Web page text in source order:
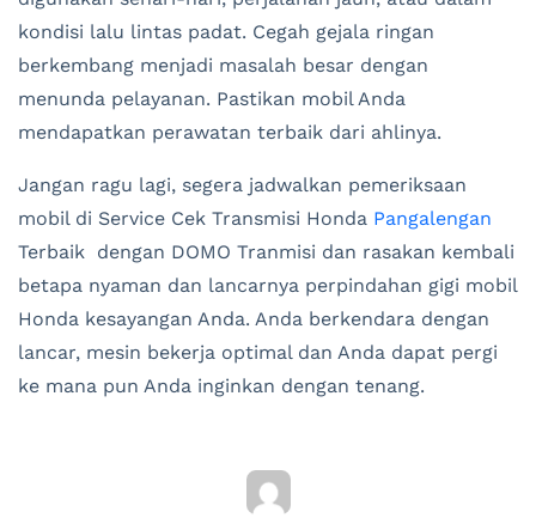
kondisi lalu lintas padat. Cegah gejala ringan
berkembang menjadi masalah besar dengan
menunda pelayanan. Pastikan mobil Anda
mendapatkan perawatan terbaik dari ahlinya.
Jangan ragu lagi, segera jadwalkan pemeriksaan
mobil di Service Cek Transmisi Honda Pangalengan
Terbaik dengan DOMO Tranmisi dan rasakan kembali
betapa nyaman dan lancarnya perpindahan gigi mobil
Honda kesayangan Anda. Anda berkendara dengan
lancar, mesin bekerja optimal dan Anda dapat pergi
ke mana pun Anda inginkan dengan tenang.